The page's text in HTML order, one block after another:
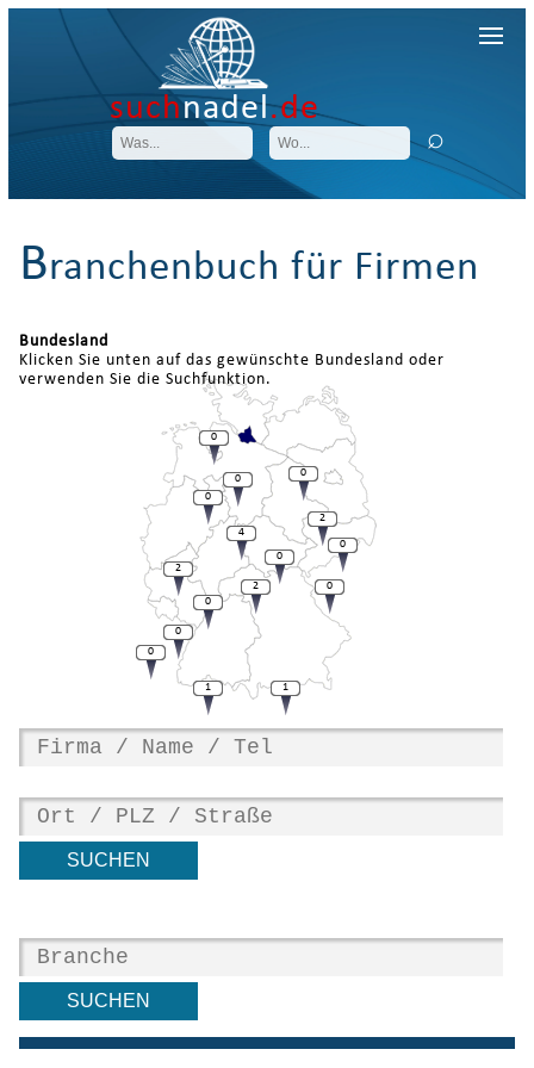
suchnadel.de
Branchenbuch für Firmen
Bundesland
Klicken Sie unten auf das gewünschte Bundesland oder
verwenden Sie die Suchfunktion.
0
0
2
2
0
0
0
0
0
4
0
0
0
1
2
1